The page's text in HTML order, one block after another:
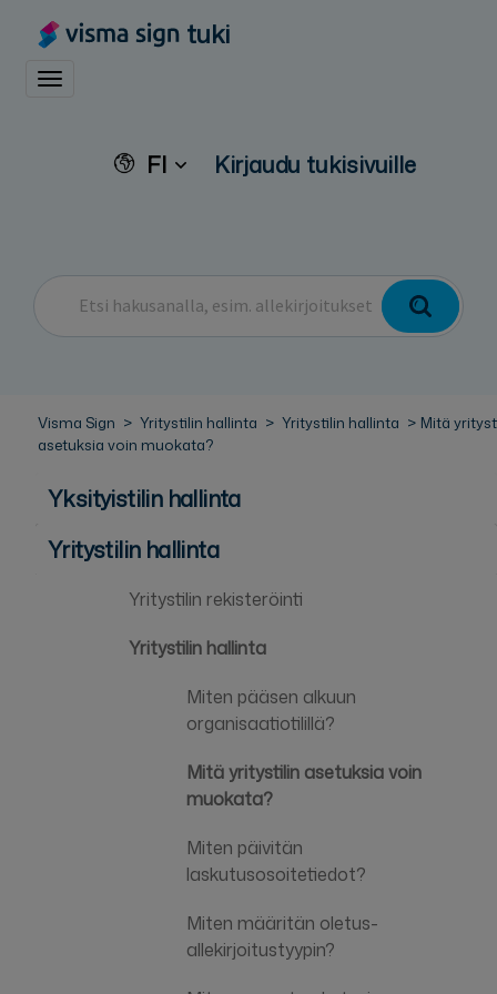
tuki
Toggle navigation
FI Kirjaudu tukisivuille
Visma Sign Yritystilin hallinta Yritystilin hallinta
Mitä
asetuksia voin muokata?
Yksityistilin hallinta
Yritystilin hallinta
Yritystilin rekisteröinti
Yritystilin hallinta
Miten pääsen alkuun
organisaatiotilillä?
Mitä yritystilin asetuksia voin
muokata?
Miten päivitän
laskutusosoitetiedot?
Miten määritän oletus-
allekirjoitustyypin?